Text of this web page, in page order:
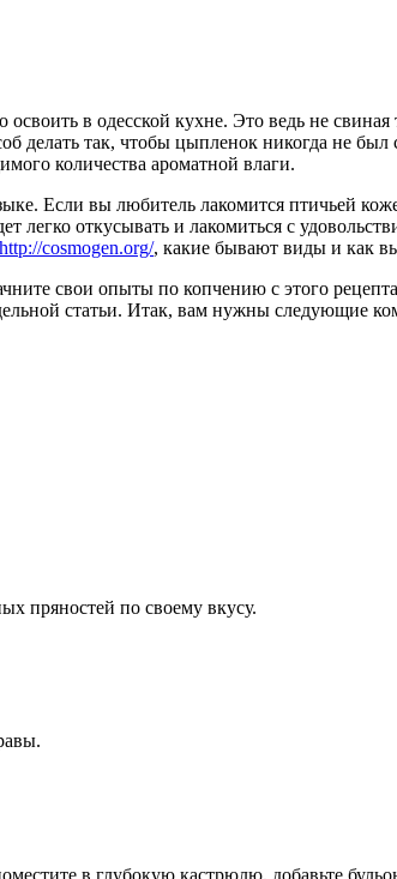
в одесской кухне. Это ведь не
делать так, чтобы цыпленок никогда не
количества ароматной влаги.
Если вы любитель лакомится птичьей
откусывать и лакомиться с
http://cosmogen.org/, какие бывают виды и как
свои опыты по копчению с этого
статьи. Итак, вам нужны следующие
пряностей по своему вкусу.
в глубокую кастрюлю, добавьте